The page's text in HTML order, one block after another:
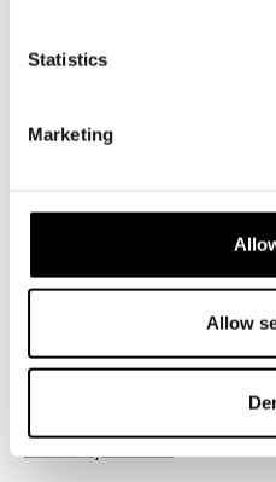
Statistics
Marketing
Allow
Svenska Teatern Live
LÄNKAR
Press
Register- och